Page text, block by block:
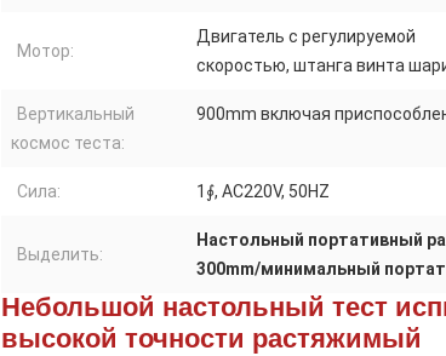
Мотор:
Двигатель с регулируемой
скоростью, штанга винта
Вертикальный
космос теста:
900mm включая
Сила: 1∮, AC220V, 50HZ
Выделить:
Настольный портативный
300mm/минимальный
Небольшой настольный тест
высокой точности растяжимый